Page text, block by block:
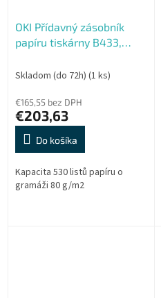
OKI Přídavný zásobník
papíru tiskárny B433,
Skladom (do 72h) (1 ks)
€165,55 bez DPH
€203,63
Do košíka
Kapacita 530 listů papíru o
gramáži 80 g/m2